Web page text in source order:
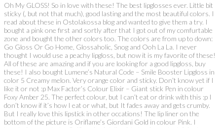
Oh My GLOSS! So in love with these! The best lipglosses ever. Little bit
sticky (, but not that much), good lasting and the most beautiful colors. I
read about these in Ostolakossa blog and wanted to give them a try. I
bought a pink one first and sortly after that I got out of my comfurtable
zone and bought the other colors too. The colors are from up to down:
Go Gloss Or Go Home, Glossaholic, Snog and Ooh La La. I never
thought I would use a peachy lipgloss, but now it is my favorite of these!
All of these are amazing and if you are looking for a good lipgloss, buy
these! I also bought Lumene’s Natural Code – Smile Booster Lipgloss in
color 5 Creamy melon. Very orange color and sticky. Don’t know yet if I
like it or not :p Max Factor’s Colour Elixir – Giant stick Pen in colour
Foxy Amber 25. The perfect colour, but I can’t eat or drink with this :p I
don’t know if it’s how I eat or what, but It fades away and gets crumby.
But I really love this lipstick in other occations! The lip liner on the
bottom of the picture is Oriflame’s Giordani Gold in colour Pink. I